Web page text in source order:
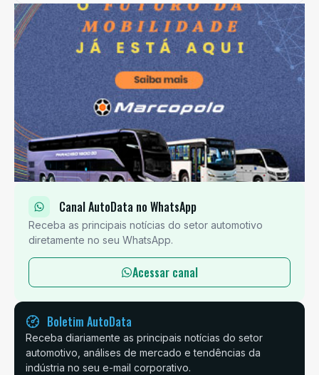
Canal AutoData no WhatsApp
Receba as principais notícias do setor automotivo
diretamente no seu WhatsApp.
Acessar canal
Boletim AutoData
Receba diariamente as principais notícias do setor
automotivo, análises de mercado e tendências da
indústria no seu e-mail corporativo.